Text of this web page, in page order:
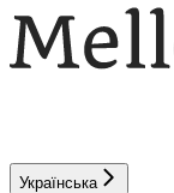
Українська